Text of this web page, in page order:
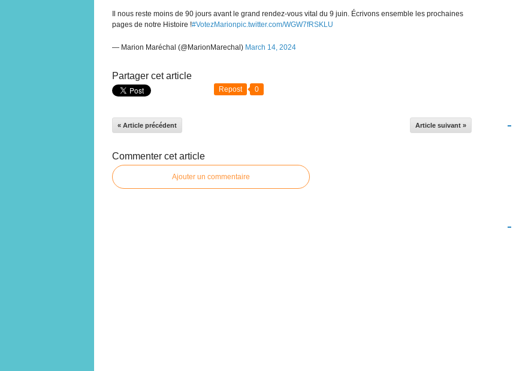
Il nous reste moins de 90 jours avant le grand rendez-vous vital du 9 juin. Écrivons ensemble les prochaines
pages de notre Histoire !#VotezMarionpic.twitter.com/WGW7fRSKLU
— Marion Maréchal (@MarionMarechal) March 14, 2024
Partager cet article
Repost 0
« Article précédent Article suivant »
Commenter cet article
Ajouter un commentaire